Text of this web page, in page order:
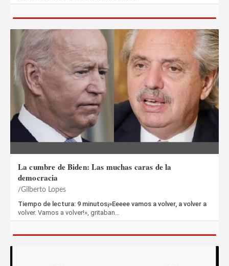
La cumbre de Biden: Las muchas caras de la
democracia
Gilberto Lopes
Tiempo de lectura: 9 minutos¡»Eeeee vamos a volver, a volver a
volver. Vamos a volver!», gritaban…